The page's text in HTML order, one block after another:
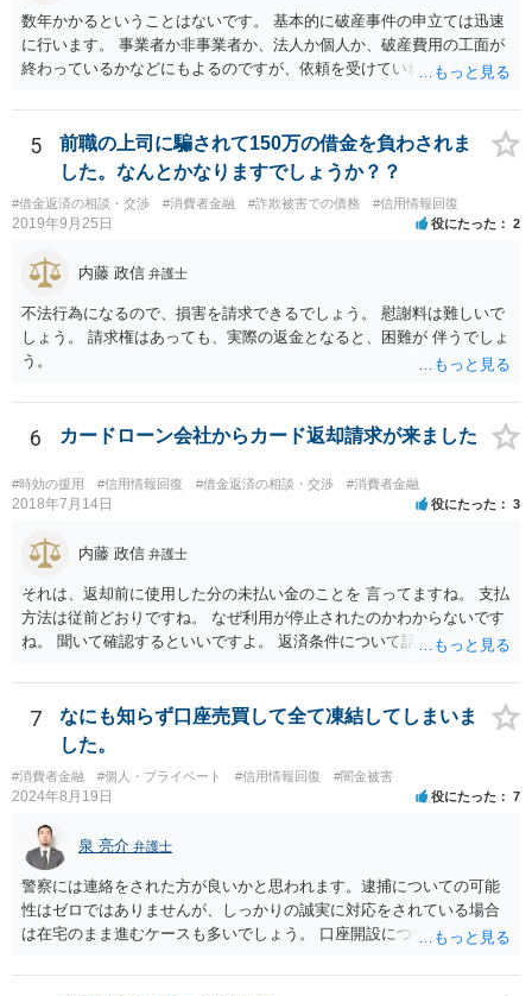
場合が多いです。もっとも，手続き終了後，新たに事業を行うことは
できます。 ・個人再生・破産ともに，裁判所で手続きを進める際に官
報に掲載されます。そのため，第三者に知られる可能性はゼロではあ
りませんが，官報をチェックしている人はほとんどいないと思われる
ため，知られる可能性は低いと思います。なお，戸籍などに載るので
はないかと心配される方がおられますが，そのようなことはありませ
ん。 ＜個人再生のデメリット＞ ・借金が減額されるとはいえ，３年～
５年間は返済を継続する必要がある。 ・所有している財産の価値が大
きい場合，借金が減らない場合がある。 ＜自己破産のデメリット＞ ・
借金の理由が問われ，場合によっては破産が認められない。 ・所有し
きない。 【③の回答】 ３０万円～６０万円程度かと思います。 弁護
て支払いのスケジュールを決めます。 なお，ご依頼後は借金を返済す
る必要はなくなるため，借金の返済に充てていた分を弁護士費用に充
てることが可能です。 【④の回答】 手続上の注意点が多いため，ご自
とをお勧めします。
数年かかるということはないです。 基本的に破産事件の申立ては迅速
に行います。 事業者か非事業者か、法人か個人か、破産費用の工面が
終わっているかなどにもよるのですが、依頼を受けていれば責任が発
険信号・異常信号と思って頂いて結構です。 もし、新しく依頼をされ
る場合は、 スケジュール感を確認してみてください。 ①●月●日受任
通知発送→②１～２か月で返答かえってくる。報告書作成しはじめる
→③さらに１カ月程度をめどに裁判所に破産申立て など教えてくれる
と思います（個人破産で破産費用も確保できている場合の例示なの
で、法人や積み立てが必要な場合はまた変わります。）
5
前職の上司に騙されて150万の借金を負わされま
した。なんとかなりますでしょうか？？
#借金返済の相談・交渉 #消費者金融 #詐欺被害での債務 #信用情報回復
2019年9月25日 役にたった 2
内藤 政信 弁護士
不法行為になるので、損害を請求できるでしょう。 慰謝料は難しいで
しょう。 請求権はあっても、実際の返金となると、困難が 伴うでしょ
う。
6 カードローン会社からカード返却請求が来ました
#時効の援用 #信用情報回復 #借金返済の相談・交渉 #消費者金融
2018年7月14日 役にたった 3
内藤 政信 弁護士
それは、返却前に使用した分の未払い金のことを 言ってますね。 支払
方法は従前どおりですね。 なぜ利用が停止されたのかわからないです
ね。 聞いて確認するといいですよ。 返済条件について話し合う事は当
7
なにも知らず口座売買して全て凍結してしまいま
した。
#消費者金融 #個人・プライベート #信用情報回復 #闇金被害
2024年8月19日 役にたった 7
泉 亮介 弁護士
警察には連絡をされた方が良いかと思われます。逮捕についての可能
性はゼロではありませんが、しっかりの誠実に対応をされている場合
は在宅のまま進むケースも多いでしょう。 口座開設については銀行等
られるケースも多いかと思われます。